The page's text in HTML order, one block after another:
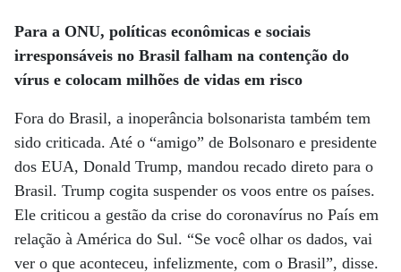
Para a ONU, políticas econômicas e sociais
irresponsáveis no Brasil falham na contenção do
vírus e colocam milhões de vidas em risco
Fora do Brasil, a inoperância bolsonarista também tem
sido criticada. Até o “amigo” de Bolsonaro e presidente
dos EUA, Donald Trump, mandou recado direto para o
Brasil. Trump cogita suspender os voos entre os países.
Ele criticou a gestão da crise do coronavírus no País em
relação à América do Sul. “Se você olhar os dados, vai
ver o que aconteceu, infelizmente, com o Brasil”, disse.